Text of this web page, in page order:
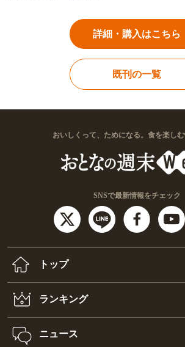
詳細・購入はこちら
既刊の一覧
おいしくって、ためになる。食を楽し
SNSで最新情報をチェック
トップ
ランキング
ニュース